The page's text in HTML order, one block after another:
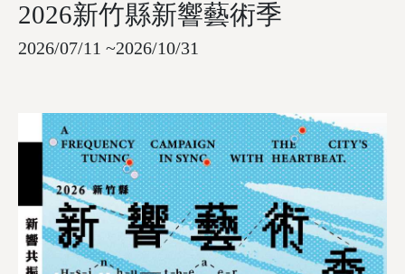
2026新竹縣新響藝術季
2026/07/11 ~2026/10/31